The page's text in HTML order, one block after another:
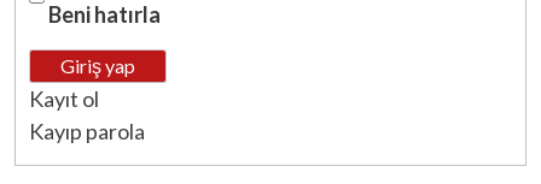
Beni hatırla
Giriş yap
Kayıt ol
Kayıp parola